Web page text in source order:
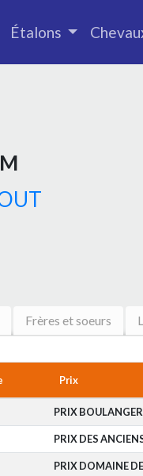
Étalons
Frères et soeurs
Prix
PRIX
PRIX DES
PRIX DOMAINE